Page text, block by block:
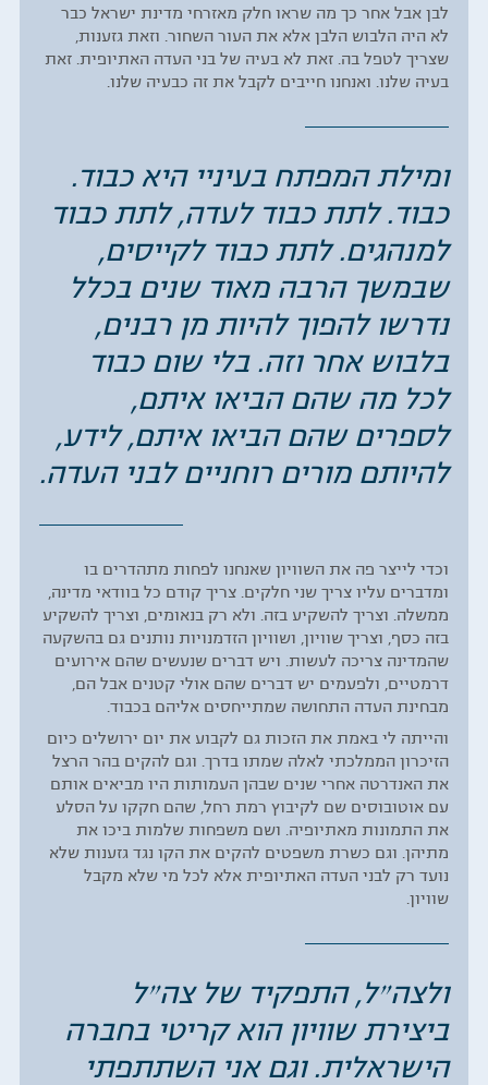
לבן אבל אחר כך מה שראו חלק מאזרחי מדינת ישראל כבר
לא היה הלבוש הלבן אלא את העור השחור. וזאת גזענות,
שצריך לטפל בה. זאת לא בעיה של בני העדה האתיופית. זאת
בעיה שלנו. ואנחנו חייבים לקבל את זה כבעיה שלנו.
ומילת המפתח בעיניי היא כבוד.
כבוד. לתת כבוד לעדה, לתת כבוד
למנהגים. לתת כבוד לקייסים,
שבמשך הרבה מאוד שנים בכלל
נדרשו להפוך להיות מן רבנים,
בלבוש אחר וזה. בלי שום כבוד
לכל מה שהם הביאו איתם,
לספרים שהם הביאו איתם, לידע,
להיותם מורים רוחניים לבני העדה.
וכדי לייצר פה את השוויון שאנחנו לפחות מתהדרים בו
ומדברים עליו צריך שני חלקים. צריך קודם כל בוודאי מדינה,
ממשלה. וצריך להשקיע בזה. ולא רק בנאומים, וצריך להשקיע
בזה כסף, וצריך שוויון, ושוויון הזדמנויות נותנים גם בהשקעה
שהמדינה צריכה לעשות. ויש דברים שנעשים שהם אירועים
דרמטיים, ולפעמים יש דברים שהם אולי קטנים אבל הם,
מבחינת העדה התחושה שמתייחסים אליהם בכבוד.
והייתה לי באמת את הזכות גם לקבוע את יום ירושלים כיום
הזיכרון הממלכתי לאלה שמתו בדרך. וגם להקים בהר הרצל
את האנדרטה אחרי שנים שבהן העמותות היו מביאים אותם
עם אוטובוסים שם לקיבוץ רמת רחל, שהם חקקו על הסלע
את התמונות מאתיופיה. ושם משפחות שלמות ביכו את
מתיהן. וגם כשרת משפטים להקים את הקו נגד גזענות שלא
נועד רק לבני העדה האתיופית אלא לכל מי שלא מקבל
שוויון.
ולצה״ל, התפקיד של צה״ל
ביצירת שוויון הוא קריטי בחברה
הישראלית. וגם אני השתתפתי